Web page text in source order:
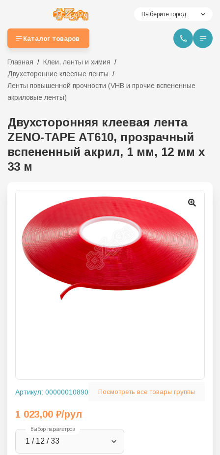
Выберите город
Каталог товаров
Главная
Клеи, ленты и химия
Двухсторонние клеевые ленты
Ленты повышенной прочности (VHB и прочие вспененные
акриловые ленты)
Двухсторонняя клеевая лента
ZENO-TAPE АТ610, прозрачный
вспененный акрил, 1 мм, 12 мм х
33 м
Артикул: 00000010890 Посмотреть все товары группы
1 023,00 ₽/рул
Выбор параметров
1 / 12 / 33